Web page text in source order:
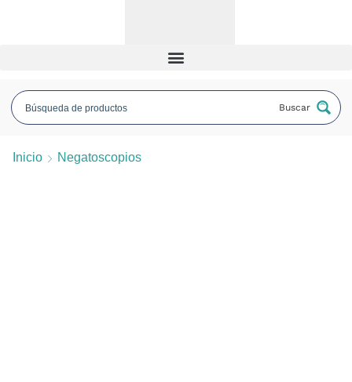
Buscar
Inicio Negatoscopios